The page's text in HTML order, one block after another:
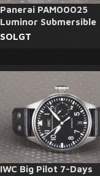
Panerai PAM00025
Luminor Submersible
SOLGT
IWC Big Pilot 7-Days